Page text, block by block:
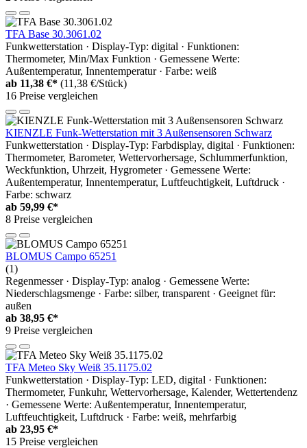
TFA Base 30.3061.02
Funkwetterstation · Display-Typ: digital · Funktionen:
Thermometer, Min/Max Funktion · Gemessene Werte:
Außentemperatur, Innentemperatur · Farbe: weiß
ab 11,38 €* (11,38 €/Stück)
16 Preise vergleichen
KIENZLE Funk-Wetterstation mit 3 Außensensoren Schwarz
Funkwetterstation · Display-Typ: Farbdisplay, digital · Funktionen:
Thermometer, Barometer, Wettervorhersage, Schlummerfunktion,
Weckfunktion, Uhrzeit, Hygrometer · Gemessene Werte:
Außentemperatur, Innentemperatur, Luftfeuchtigkeit, Luftdruck ·
Farbe: schwarz
ab 59,99 €*
8 Preise vergleichen
BLOMUS Campo 65251
(1)
Regenmesser · Display-Typ: analog · Gemessene Werte:
Niederschlagsmenge · Farbe: silber, transparent · Geeignet für:
außen
ab 38,95 €*
9 Preise vergleichen
TFA Meteo Sky Weiß 35.1175.02
Funkwetterstation · Display-Typ: LED, digital · Funktionen:
Thermometer, Funkuhr, Wettervorhersage, Kalender, Wettertendenz
· Gemessene Werte: Außentemperatur, Innentemperatur,
Luftfeuchtigkeit, Luftdruck · Farbe: weiß, mehrfarbig
ab 23,95 €*
15 Preise vergleichen